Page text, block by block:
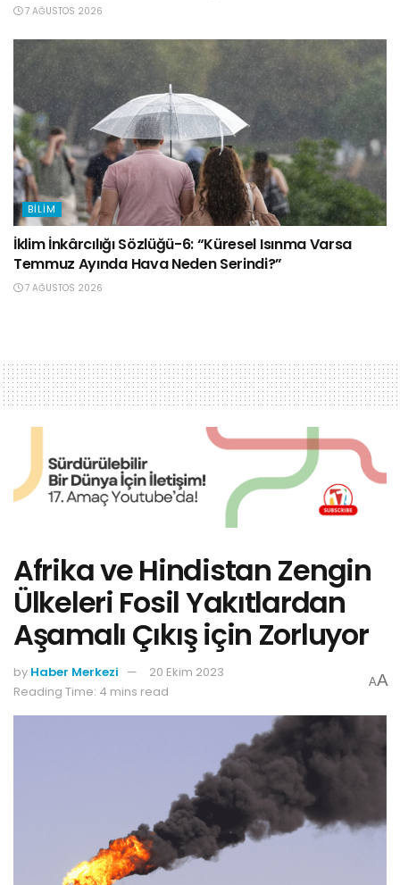
7 AĞUSTOS 2026
BILIM
İklim İnkârcılığı Sözlüğü-6: “Küresel Isınma Varsa
Temmuz Ayında Hava Neden Serindi?”
7 AĞUSTOS 2026
Afrika ve Hindistan Zengin
Ülkeleri Fosil Yakıtlardan
Aşamalı Çıkış için Zorluyor
by Haber Merkezi
20 Ekim 2023
Reading Time: 4 mins read
AA